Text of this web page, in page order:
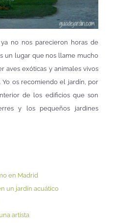
no nos parecieron horas de
un lugar que nos llame mucho
aves exóticas y animales vivos
os recomiendo el jardín, por
de los edificios que son
y los pequeños jardines
en Madrid
un jardín acuático
artista